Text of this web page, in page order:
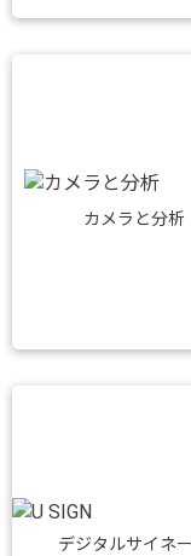
カメラと分析
デジタルサイネ